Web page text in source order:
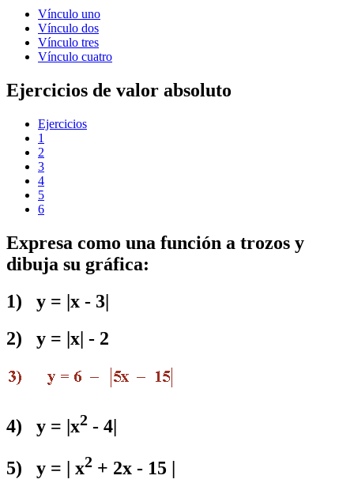
Vínculo uno
Vínculo dos
Vínculo tres
Vínculo cuatro
Ejercicios de valor absoluto
Ejercicios
1
2
3
4
5
6
Expresa como una función a trozos y
dibuja su gráfica:
1) y = |x - 3|
2) y = |x| - 2
4) y = |x2 - 4|
5) y = | x2 + 2x - 15 |